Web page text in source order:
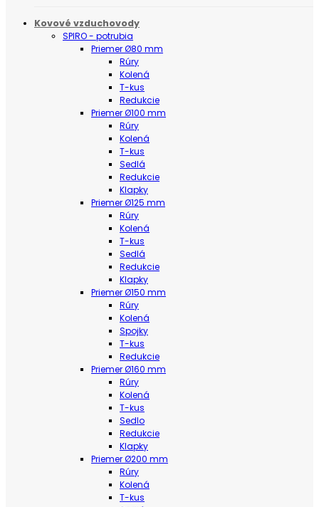
Kovové vzduchovody
SPIRO - potrubia
Priemer Ø80 mm
Rúry
Kolená
T-kus
Redukcie
Priemer Ø100 mm
Rúry
Kolená
T-kus
Sedlá
Redukcie
Klapky
Priemer Ø125 mm
Rúry
Kolená
T-kus
Sedlá
Redukcie
Klapky
Priemer Ø150 mm
Rúry
Kolená
Spojky
T-kus
Redukcie
Priemer Ø160 mm
Rúry
Kolená
T-kus
Sedlo
Redukcie
Klapky
Priemer Ø200 mm
Rúry
Kolená
T-kus